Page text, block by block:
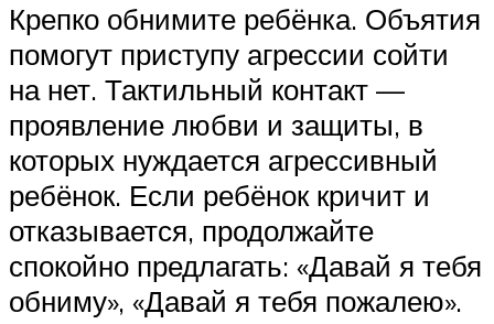
‍Крепко обнимите ребёнка. Объятия
помогут приступу агрессии сойти
на нет. Тактильный контакт —
проявление любви и защиты, в
которых нуждается агрессивный
ребёнок. Если ребёнок кричит и
отказывается, продолжайте
спокойно предлагать: «Давай я тебя
обниму», «Давай я тебя пожалею».